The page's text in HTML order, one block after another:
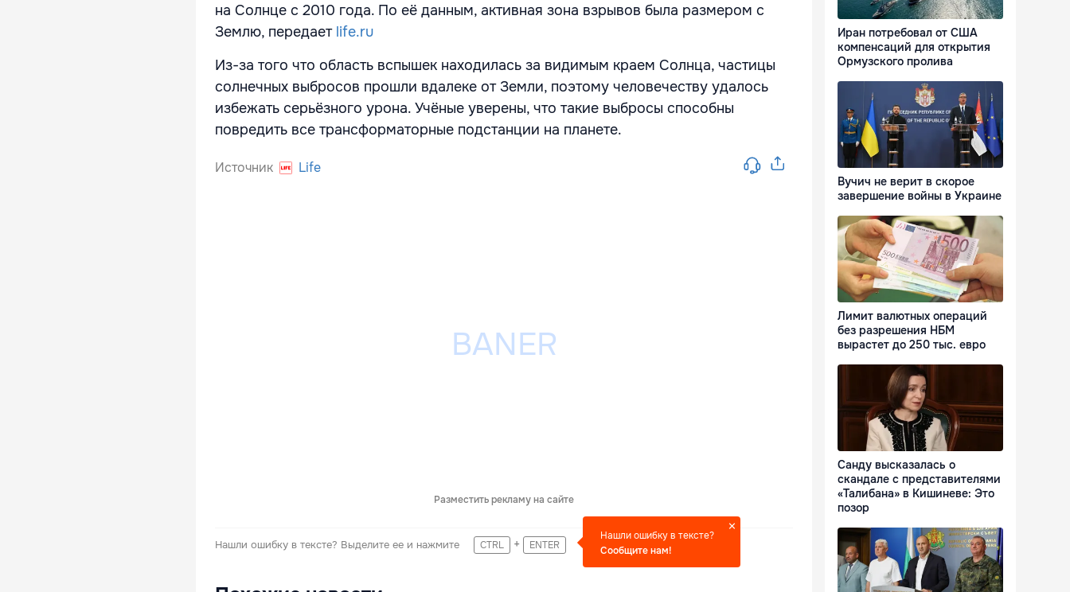
на Солнце с 2010 года. По её данным, активная зона взрывов была размером с
Землю, передает life.ru
Из-за того что область вспышек находилась за видимым краем Солнца, частицы
солнечных выбросов прошли вдалеке от Земли, поэтому человечеству удалось
избежать серьёзного урона. Учёные уверены, что такие выбросы способны
повредить все трансформаторные подстанции на планете.
Источник Life
Разместить рекламу на сайте
Нашли ошибку в тексте? Выделите ее и нажмите CTRL + ENTER
Нашли ошибку в тексте?
Сообщите нам!
Иран потребовал от США
компенсаций для открытия
Ормузского пролива
Вучич не верит в скорое
завершение войны в Украине
Лимит валютных операций
без разрешения НБМ
вырастет до 250 тыс. евро
Санду высказалась о
скандале с представителями
«Талибана» в Кишиневе: Это
позор